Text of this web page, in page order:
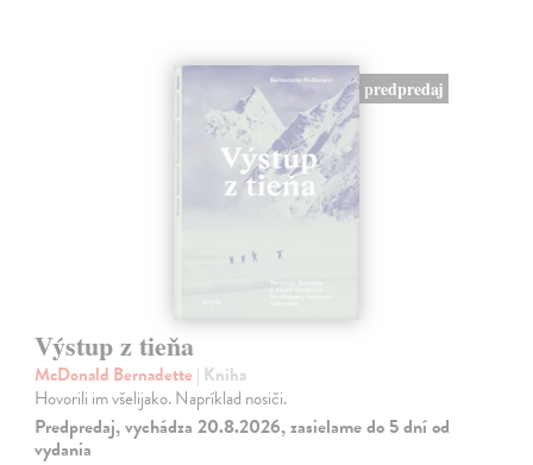
predpredaj
Výstup z tieňa
McDonald Bernadette | Kniha
Hovorili im všelijako. Napríklad nosiči.
Predpredaj, vychádza 20.8.2026, zasielame do 5 dní od
vydania